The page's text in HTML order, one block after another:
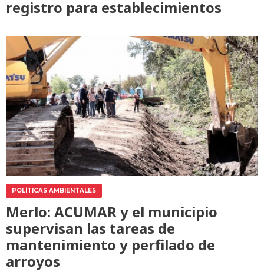
registro para establecimientos
POLÍTICAS AMBIENTALES
Merlo: ACUMAR y el municipio
supervisan las tareas de
mantenimiento y perfilado de
arroyos